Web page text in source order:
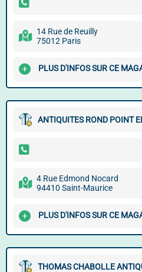
14 Rue de Reuilly
75012 Paris
PLUS D'INFOS SUR CE
ANTIQUITES ROND POINT
4 Rue Edmond Nocard
94410 Saint-Maurice
PLUS D'INFOS SUR CE
THOMAS CHABOLLE